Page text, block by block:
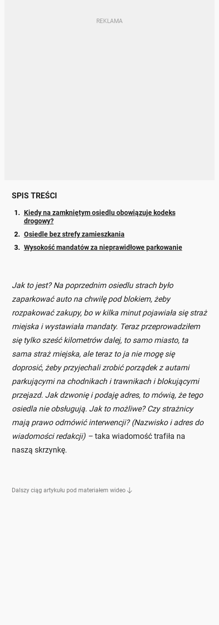
SPIS TREŚCI
Kiedy na zamkniętym osiedlu obowiązuje kodeks
drogowy?
Osiedle bez strefy zamieszkania
Wysokość mandatów za nieprawidłowe parkowanie
Jak to jest? Na poprzednim osiedlu strach było
zaparkować auto na chwilę pod blokiem, żeby
rozpakować zakupy, bo w kilka minut pojawiała się straż
miejska i wystawiała mandaty. Teraz przeprowadziłem
się tylko sześć kilometrów dalej, to samo miasto, ta
sama straż miejska, ale teraz to ja nie mogę się
doprosić, żeby przyjechali zrobić porządek z autami
parkującymi na chodnikach i trawnikach i blokującymi
przejazd. Jak dzwonię i podaję adres, to mówią, że tego
osiedla nie obsługują. Jak to możliwe? Czy strażnicy
mają prawo odmówić interwencji? (Nazwisko i adres do
wiadomości redakcji) – taka wiadomość trafiła na
naszą skrzynkę.
Dalszy ciąg artykułu pod materiałem wideo